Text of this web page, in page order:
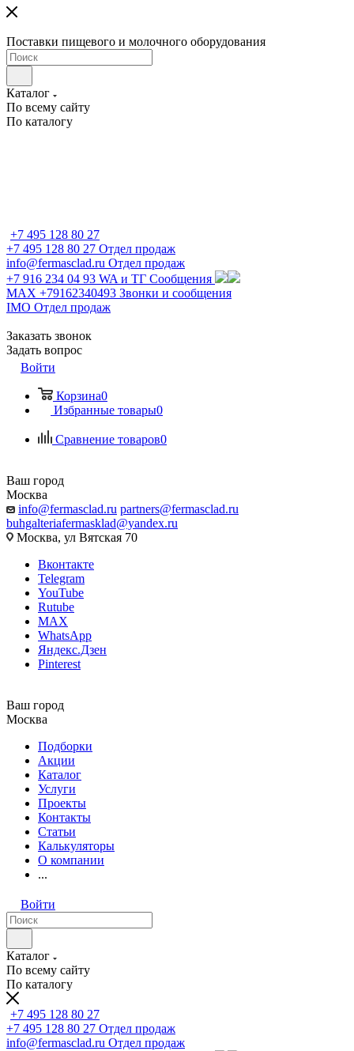
Поставки пищевого и молочного оборудования
Каталог
По всему сайту
По каталогу
+7 495 128 80 27
+7 495 128 80 27 Отдел продаж
info@fermasclad.ru Отдел продаж
+7 916 234 04 93 WA и ТГ Сообщения
MAX +79162340493 Звонки и сообщения
IMO Отдел продаж
Заказать звонок
Задать вопрос
Войти
Корзина0
Избранные товары0
Сравнение товаров0
Ваш город
Москва
info@fermasclad.ru partners@fermasclad.ru
buhgalteriafermasklad@yandex.ru
Москва, ул Вятская 70
Вконтакте
Telegram
YouTube
Rutube
MAX
WhatsApp
Яндекс.Дзен
Pinterest
Ваш город
Москва
Подборки
Акции
Каталог
Услуги
Проекты
Контакты
Статьи
Калькуляторы
О компании
...
Войти
Каталог
По всему сайту
По каталогу
+7 495 128 80 27
+7 495 128 80 27 Отдел продаж
info@fermasclad.ru Отдел продаж